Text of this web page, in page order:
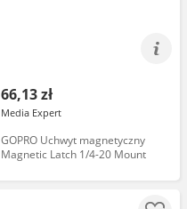
66,13 zł
Media Expert
GOPRO Uchwyt magnetyczny
Magnetic Latch 1/4-20 Mount